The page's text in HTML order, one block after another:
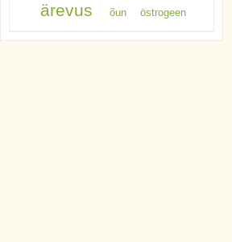
ärevus õun östrogeen